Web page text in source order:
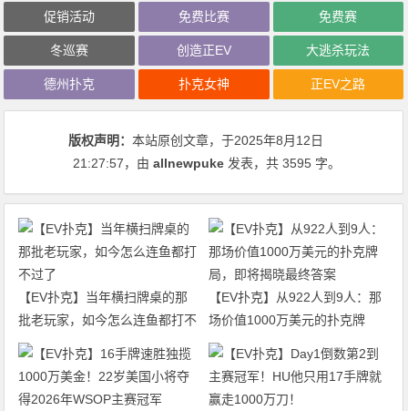
促销活动 免费比赛 免费赛
冬巡赛 创造正EV 大逃杀玩法
德州扑克 扑克女神 正EV之路
版权声明：本站原创文章，于2025年8月12日
21:27:57，由allnewpuke 发表，共 3595 字。
【EV扑克】当年横扫牌桌的那
批老玩家，如今怎么连鱼都打不
过了
【EV扑克】从922人到9人：那
场价值1000万美元的扑克牌
局，即将揭晓最终答案